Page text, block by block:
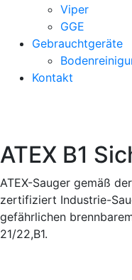
Viper
GGE
Gebrauchtgeräte
Kontakt
ATEX B1
ATEX-Sauger gemäß
zertifiziert Industrie-
gefährlichen
21/22,B1.